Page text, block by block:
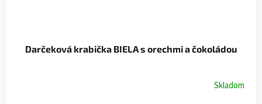
Darčeková krabička BIELA s orechmi a čokoládou
Skladom